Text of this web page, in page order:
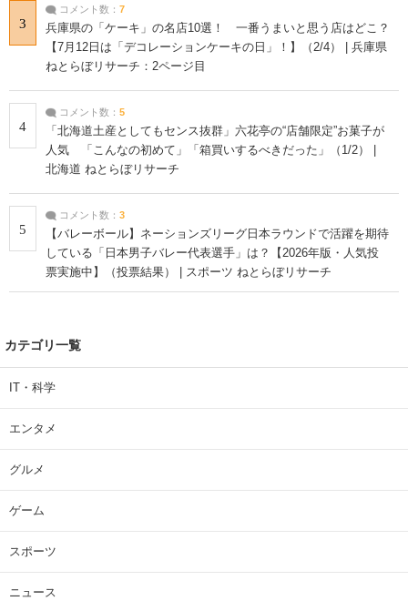
3
コメント数： 7
兵庫県の「ケーキ」の名店10選！ 一番うまいと思う店はどこ？
【7月12日は「デコレーションケーキの日」！】（2/4） | 兵庫県
ねとらぼリサーチ：2ページ目
4
コメント数： 5
「北海道土産としてもセンス抜群」六花亭の“店舗限定”お菓子が
人気 「こんなの初めて」「箱買いするべきだった」（1/2） |
北海道 ねとらぼリサーチ
5
コメント数： 3
【バレーボール】ネーションズリーグ日本ラウンドで活躍を期待
している「日本男子バレー代表選手」は？【2026年版・人気投
票実施中】（投票結果） | スポーツ ねとらぼリサーチ
カテゴリ一覧
IT・科学
エンタメ
グルメ
ゲーム
スポーツ
ニュース